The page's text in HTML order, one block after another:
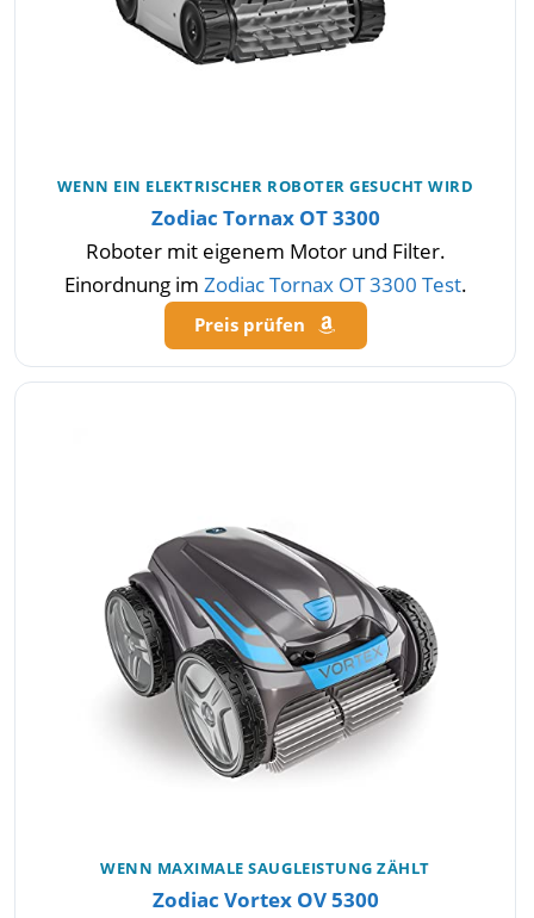
WENN EIN ELEKTRISCHER ROBOTER GESUCHT WIRD
Zodiac Tornax OT 3300
Roboter mit eigenem Motor und Filter.
Einordnung im Zodiac Tornax OT 3300 Test.
Preis prüfen
WENN MAXIMALE SAUGLEISTUNG ZÄHLT
Zodiac Vortex OV 5300